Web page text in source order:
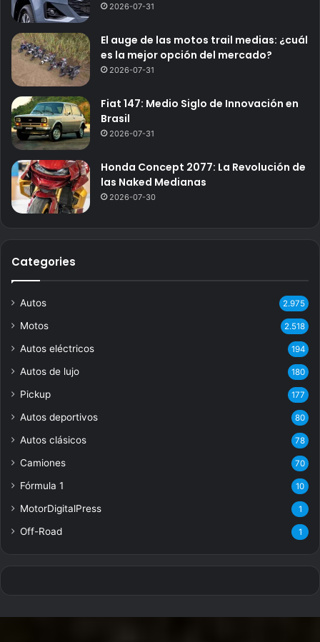
2026-07-31
El auge de las motos trail medias: ¿cuál
es la mejor opción del mercado?
2026-07-31
Fiat 147: Medio Siglo de Innovación en
Brasil
2026-07-31
Honda Concept 2077: La Revolución de
las Naked Medianas
2026-07-30
Categories
Autos 2.975
Motos 2.518
Autos eléctricos 194
Autos de lujo 180
Pickup 177
Autos deportivos 80
Autos clásicos 78
Camiones 70
Fórmula 1 10
MotorDigitalPress 1
Off-Road 1